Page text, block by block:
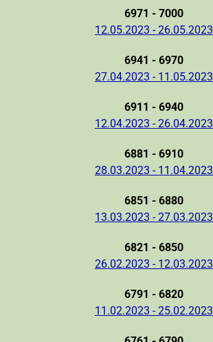
6971 - 7000
12.05.2023 - 26.05.2023
6941 - 6970
27.04.2023 - 11.05.2023
6911 - 6940
12.04.2023 - 26.04.2023
6881 - 6910
28.03.2023 - 11.04.2023
6851 - 6880
13.03.2023 - 27.03.2023
6821 - 6850
26.02.2023 - 12.03.2023
6791 - 6820
11.02.2023 - 25.02.2023